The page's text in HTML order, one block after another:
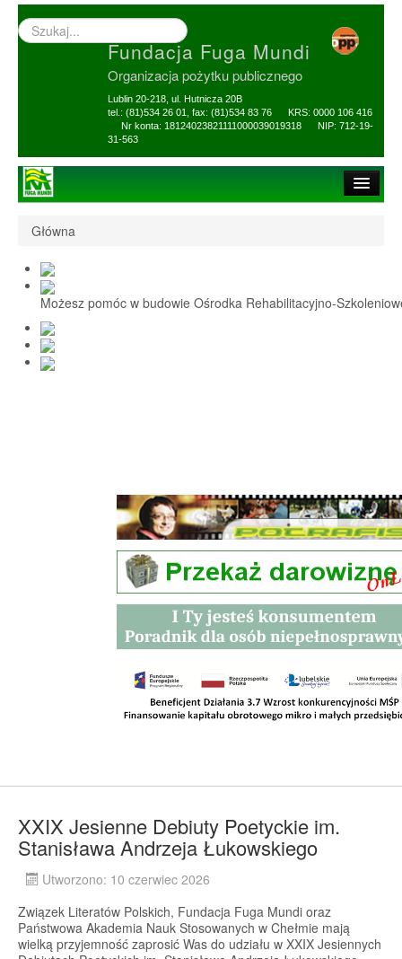
Wyszukiwarka
–
Fundacja Fuga Mundi
Organizacja pożytku publicznego
Lublin 20-218, ul. Hutnicza 20B
tel.: (81)534 26 01, fax: (81)534 83 76 KRS: 0000 106 416
Nr konta: 18124023821111000039019318 NIP: 712-19-
31-563
1,5% i darowizny
Nasi Beneficjenci
Ośrodek Reh-Szkol
Sprawozdania
Główna
Możesz pomóc w budowie Ośrodka Rehabilitacyjno-
XXIX Jesienne Debiuty Poetyckie im.
Stanisława Andrzeja Łukowskiego
Utworzono: 10 czerwiec 2026
Związek Literatów Polskich, Fundacja Fuga Mundi oraz
Państwowa Akademia Nauk Stosowanych w Chełmie mają
wielką przyjemność zaprosić Was do udziału w XXIX Jesiennych